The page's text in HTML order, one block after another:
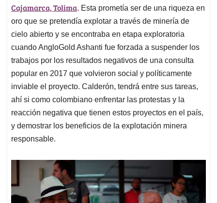
Cajamarca, Tolima. Esta prometía ser de una riqueza en
oro que se pretendía explotar a través de minería de
cielo abierto y se encontraba en etapa exploratoria
cuando AngloGold Ashanti fue forzada a suspender los
trabajos por los resultados negativos de una consulta
popular en 2017 que volvieron social y políticamente
inviable el proyecto. Calderón, tendrá entre sus tareas,
ahí si como colombiano enfrentar las protestas y la
reacción negativa que tienen estos proyectos en el país,
y demostrar los beneficios de la explotación minera
responsable.